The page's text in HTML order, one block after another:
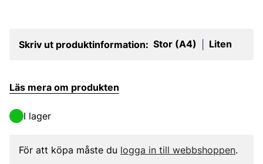
Skriv ut produktinformation: Stor (A4) Liten
Läs mera om produkten
I lager
För att köpa måste du logga in till webbshoppen.